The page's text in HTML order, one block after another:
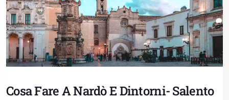
Cosa Fare A Nardò E Dintorni- Salento